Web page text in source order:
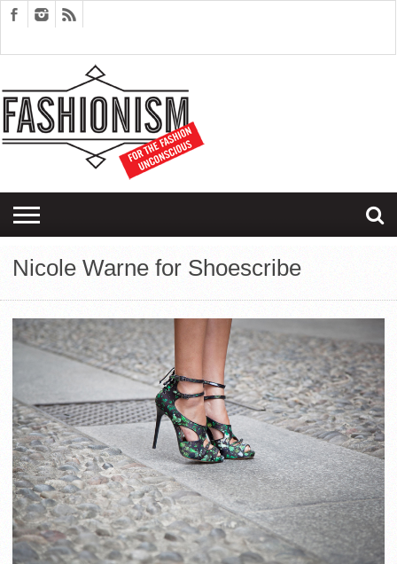
EDITORIALS
COUPLES
THERAPY
SARTORIAGRAM
Nicole Warne for Shoescribe